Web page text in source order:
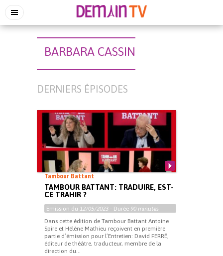
BARBARA CASSIN
DERNIERS ÉPISODES
Tambour Battant
TAMBOUR BATTANT: TRADUIRE, EST-
CE TRAHIR ?
Emission du 12/05/2023 - Durée 90 minutes
Dans cette édition de Tambour Battant Antoine
Spire et Hélène Mathieu reçoivent en première
partie d’émission pour l’Entretien: David FERRÉ,
éditeur de théâtre, traducteur, membre de la
direction du...